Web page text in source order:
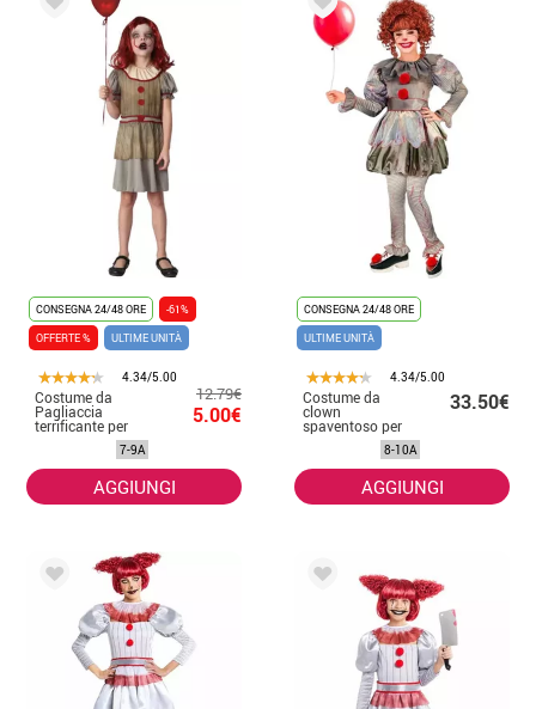
CONSEGNA 24/48 ORE
-61%
OFFERTE %
ULTIME UNITÀ
4.34/5.00
Costume da
Pagliaccia
terrificante per
12.79€
5.00€
7-9A
AGGIUNGI
CONSEGNA 24/48 ORE
ULTIME UNITÀ
4.34/5.00
Costume da
clown
spaventoso per
bambine
33.50€
8-10A
AGGIUNGI